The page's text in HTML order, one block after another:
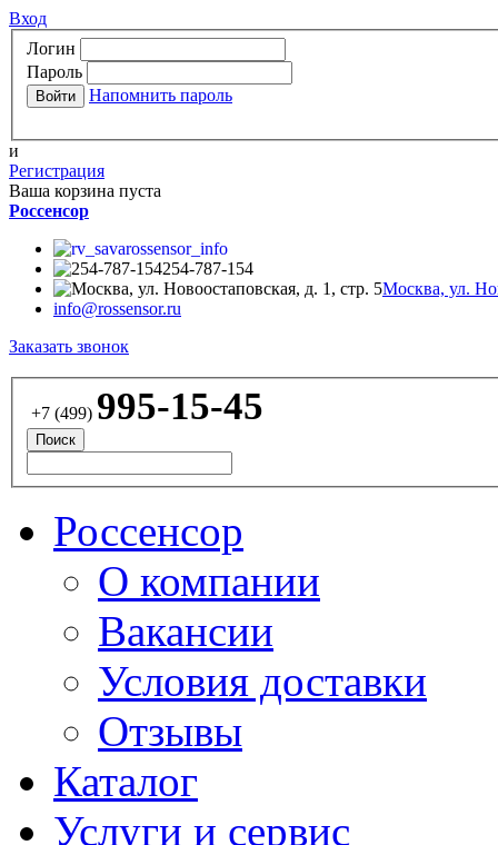
Вход
Логин
Пароль
Напомнить пароль
и
Регистрация
Ваша корзина пуста
Россенсор
rossensor_info
254-787-154
Москва, ул.
info@rossensor.ru
Заказать звонок
+7 (499) 995-15-45
Россенсор
О компании
Вакансии
Условия доставки
Отзывы
Каталог
Услуги и сервис